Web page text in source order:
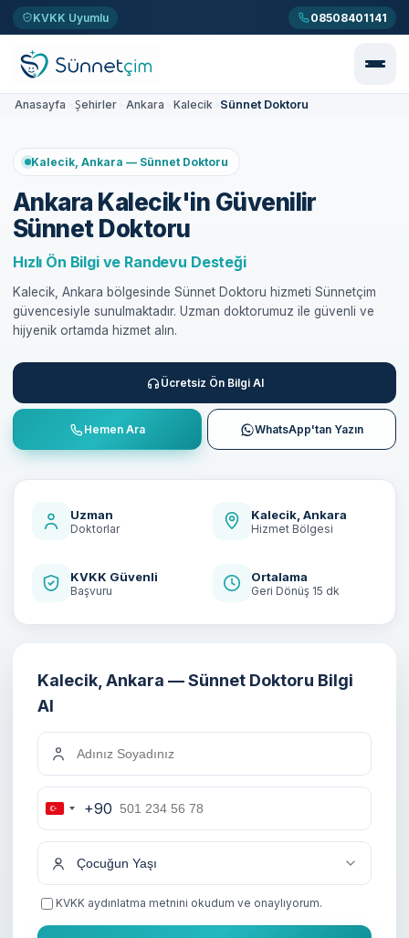
KVKK Uyumlu 08508401141
Anasayfa Şehirler Ankara Kalecik Sünnet Doktoru
Kalecik, Ankara — Sünnet Doktoru
Ankara Kalecik'in Güvenilir
Sünnet Doktoru
Hızlı Ön Bilgi ve Randevu Desteği
Kalecik, Ankara bölgesinde Sünnet Doktoru hizmeti Sünnetçim
güvencesiyle sunulmaktadır. Uzman doktorumuz ile güvenli ve
hijyenik ortamda hizmet alın.
Ücretsiz Ön Bilgi Al
Hemen Ara WhatsApp'tan Yazın
Uzman
Doktorlar
Kalecik, Ankara
Hizmet Bölgesi
KVKK Güvenli
Başvuru
Ortalama
Geri Dönüş 15 dk
Kalecik, Ankara — Sünnet Doktoru Bilgi
Al
Turkey
+90
+90
KVKK aydınlatma metnini okudum ve onaylıyorum.